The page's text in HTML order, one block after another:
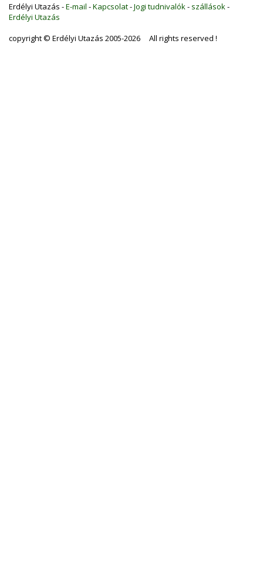
Erdélyi Utazás -E-mail -Kapcsolat-Jogi tudnivalók - szállások -
Erdélyi Utazás
copyright © Erdélyi Utazás 2005-2026 All rights reserved !